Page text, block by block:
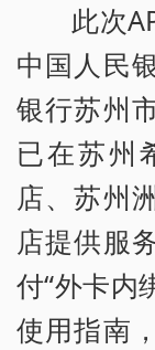
此次
中国人民
银行苏州
已在苏州
店、苏州
店提供服
付“外卡内
使用指南